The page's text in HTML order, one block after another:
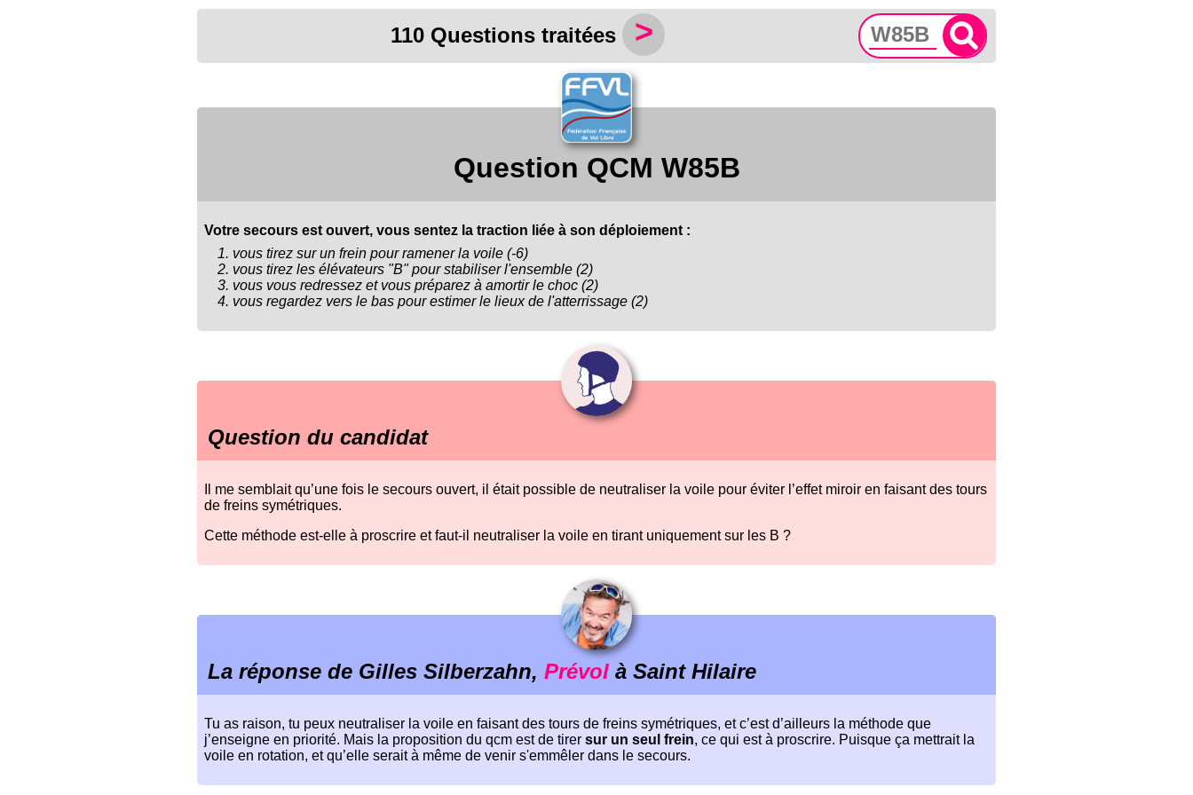
110 Questions traitées >
Question QCM W85B
Votre secours est ouvert, vous sentez la traction liée à son déploiement :
vous tirez sur un frein pour ramener la voile (-6)
vous tirez les élévateurs "B" pour stabiliser l'ensemble (2)
vous vous redressez et vous préparez à amortir le choc (2)
vous regardez vers le bas pour estimer le lieux de l'atterrissage (2)
Question du candidat
Il me semblait qu’une fois le secours ouvert, il était possible de neutraliser la voile pour éviter l’effet miroir en faisant des tours
de freins symétriques.
Cette méthode est-elle à proscrire et faut-il neutraliser la voile en tirant uniquement sur les B ?
La réponse de Gilles Silberzahn, Prévol à Saint Hilaire
Tu as raison, tu peux neutraliser la voile en faisant des tours de freins symétriques, et c’est d’ailleurs la méthode que
j’enseigne en priorité. Mais la proposition du qcm est de tirer sur un seul frein, ce qui est à proscrire. Puisque ça mettrait la
voile en rotation, et qu’elle serait à même de venir s'emmêler dans le secours.